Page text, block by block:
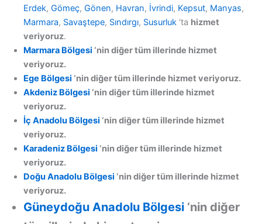
Erdek, Gömeç, Gönen, Havran, İvrindi, Kepsut, Manyas,
Marmara, Savaştepe, Sındırgı, Susurluk ‘ta hizmet
veriyoruz.
Marmara Bölgesi ‘nin diğer tüm illerinde hizmet
veriyoruz.
Ege Bölgesi ‘nin diğer tüm illerinde hizmet veriyoruz.
Akdeniz Bölgesi ‘nin diğer tüm illerinde hizmet
veriyoruz.
İç Anadolu Bölgesi ‘nin diğer tüm illerinde hizmet
veriyoruz.
Karadeniz Bölgesi ‘nin diğer tüm illerinde hizmet
veriyoruz.
Doğu Anadolu Bölgesi ‘nin diğer tüm illerinde hizmet
veriyoruz.
Güneydoğu Anadolu Bölgesi ‘nin diğer